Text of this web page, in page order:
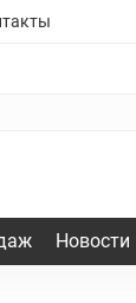
Новости